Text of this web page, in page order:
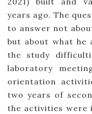
years ago. The
to answer not
but about what he
the study
laboratory
orientation
two years of
the activities were